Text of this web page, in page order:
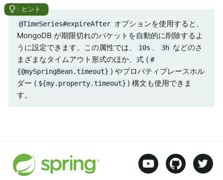
@TimeSeries#expireAfter オプションを使用すると、
MongoDB が期限切れのバケットを自動的に削除するよ
うに設定できます。この属性では、
10s 3h などのさ
まざまなタイムアウト形式のほか、式 ( #
{@mySpringBean.timeout} ) やプロパティプレースホル
ダー ( ${my.property.timeout} ) 構文も使用できま
す。